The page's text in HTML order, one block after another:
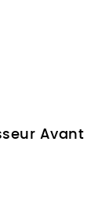
Avant